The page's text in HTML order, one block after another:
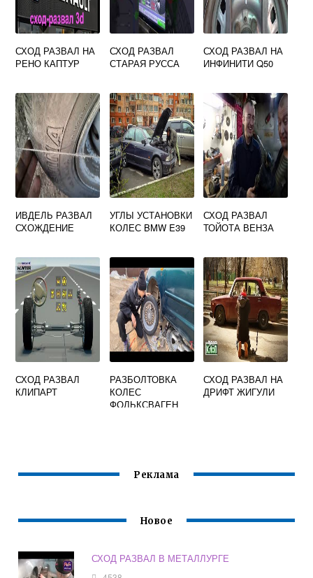
СХОД РАЗВАЛ НА
РЕНО КАПТУР
СХОД РАЗВАЛ
СТАРАЯ РУССА
СХОД РАЗВАЛ НА
ИНФИНИТИ Q50
ИВДЕЛЬ РАЗВАЛ
СХОЖДЕНИЕ
УГЛЫ УСТАНОВКИ
КОЛЕС BMW E39
СХОД РАЗВАЛ
ТОЙОТА ВЕНЗА
СХОД РАЗВАЛ
КЛИПАРТ
РАЗБОЛТОВКА
КОЛЕС
ФОЛЬКСВАГЕН
СХОД РАЗВАЛ НА
ДРИФТ ЖИГУЛИ
Реклама
Новое
СХОД РАЗВАЛ В МЕТАЛЛУРГЕ